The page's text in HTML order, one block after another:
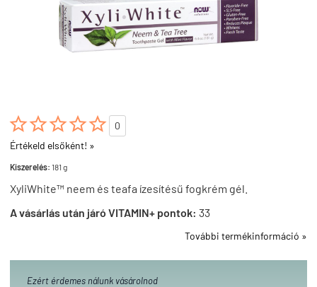

0
Értékeld elsőként! »
Kiszerelés: 181 g
XyliWhite™ neem és teafa ízesítésű fogkrém gél.
A vásárlás után járó VITAMIN+ pontok: 33
További termékinformáció »
Ezért érdemes nálunk vásárolnod